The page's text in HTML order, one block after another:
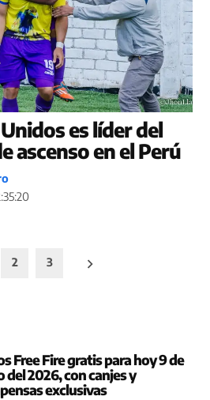
es líder del
ascenso en el Perú
2 3
Free Fire gratis para hoy 9 de
del 2026, con canjes y
exclusivas